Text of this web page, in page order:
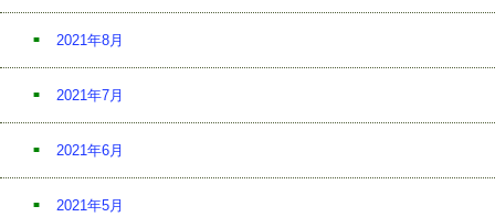
2021年8月
2021年7月
2021年6月
2021年5月